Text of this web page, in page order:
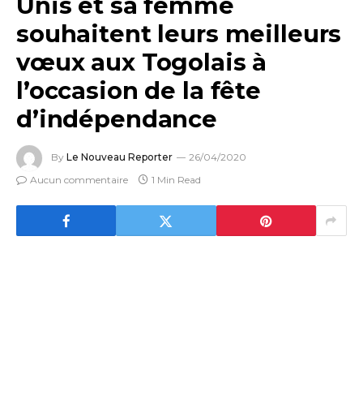
souhaitent leurs meilleurs
vœux aux Togolais à
l’occasion de la fête
d’indépendance
By Le Nouveau Reporter
26/04/2020
Aucun commentaire
1 Min Read